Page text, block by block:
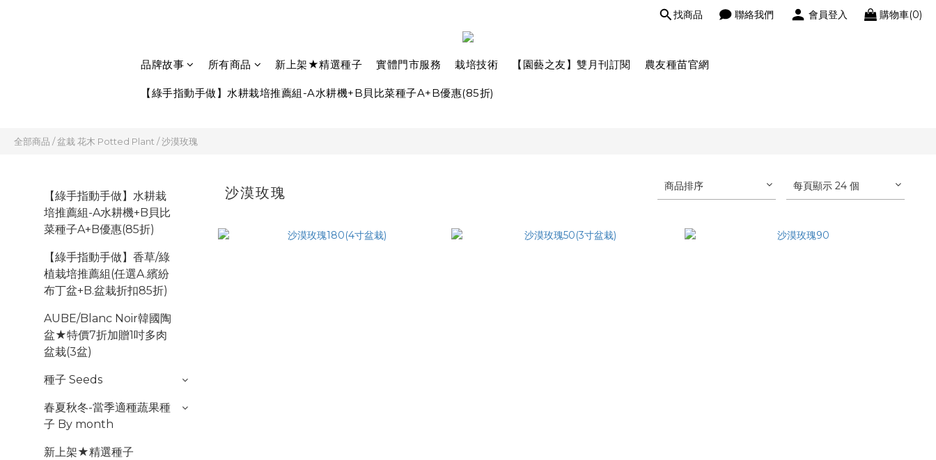
找商品 聯絡我們 會員登入 購物車(0)
品牌故事 所有商品 新上架★精選種子 實體門市服務 栽培技術 【園藝之友】雙月刊訂閱 農友種苗官網
【綠手指動手做】水耕栽培推薦組-A水耕機+B貝比菜種子A+B優惠(85折)
全部商品 /盆栽 花木 Potted Plant /沙漠玫瑰
【綠手指動手做】水耕栽
培推薦組-A水耕機+B貝比
菜種子A+B優惠(85折)
【綠手指動手做】香草/綠
植栽培推薦組(任選A.繽紛
布丁盆+B.盆栽折扣85折)
AUBE/Blanc Noir韓國陶
盆★特價7折加贈1吋多肉
盆栽(3盆)
種子 Seeds
春夏秋冬-當季適種蔬果種
子 By month
新上架★精選種子
沙漠玫瑰 商品排序 每頁顯示 24 個